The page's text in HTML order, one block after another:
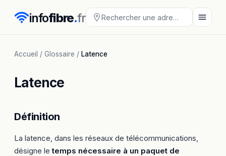
infofibre.fr
Accueil / Glossaire / Latence
Latence
Définition
La latence, dans les réseaux de télécommunications,
désigne letemps nécessaire à un paquet de